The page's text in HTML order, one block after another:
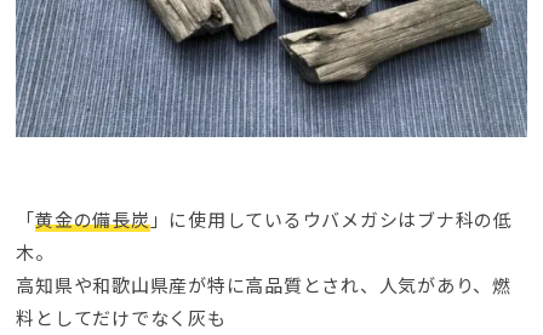
「黄金の備長炭」に使用しているウバメガシはブナ科の低
木。
高知県や和歌山県産が特に高品質とされ、人気があり、燃
料としてだけでなく灰も